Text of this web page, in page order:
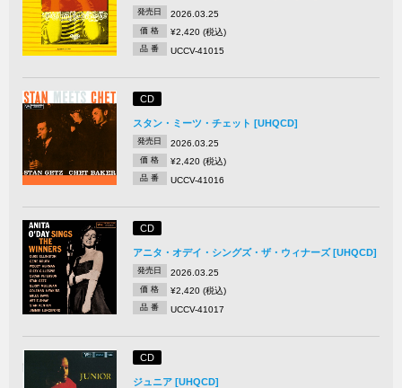
発売日 2026.03.25
価 格 ¥2,420 (税込)
品 番 UCCV-41015
CD
スタン・ミーツ・チェット [UHQCD]
発売日 2026.03.25
価 格 ¥2,420 (税込)
品 番 UCCV-41016
CD
アニタ・オデイ・シングズ・ザ・ウィナーズ [UHQCD]
発売日 2026.03.25
価 格 ¥2,420 (税込)
品 番 UCCV-41017
CD
ジュニア [UHQCD]